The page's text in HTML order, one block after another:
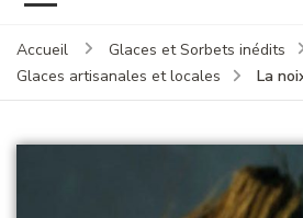
Accueil
Glaces et Sorbets inédits
Glaces artisanales et locales
La